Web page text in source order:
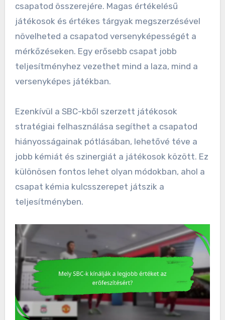
csapatod összerejére. Magas értékelésű
játékosok és értékes tárgyak megszerzésével
növelheted a csapatod versenyképességét a
mérkőzéseken. Egy erősebb csapat jobb
teljesítményhez vezethet mind a laza, mind a
versenyképes játékban.
Ezenkívül a SBC-kből szerzett játékosok
stratégiai felhasználása segíthet a csapatod
hiányosságainak pótlásában, lehetővé téve a
jobb kémiát és szinergiát a játékosok között. Ez
különösen fontos lehet olyan módokban, ahol a
csapat kémia kulcsszerepet játszik a
teljesítményben.